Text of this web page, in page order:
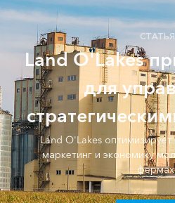
СТАТЬЯ
Land O'Lakes
для
Land O'Lakes
маркетинг и экономику